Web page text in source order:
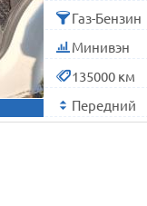
Газ-Бензин
Минивэн
135000 км
Передний